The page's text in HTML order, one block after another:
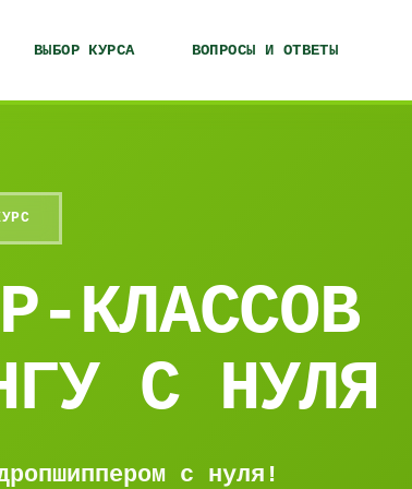
ВЫБОР КУРСА ВОПРОСЫ И ОТВЕТЫ
КЛАССОВ
С НУЛЯ
с нуля!